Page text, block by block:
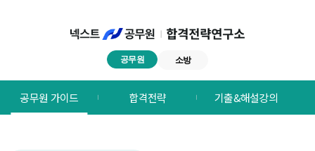
공무원 소방
합격전략연구소
메뉴
공무원 가이드 합격전략 기출&해설강의